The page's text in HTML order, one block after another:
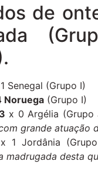
de
Senegal (Grupo I)
Noruega (Grupo I)
x 0 Argélia
grande atuação
x 1 Jordânia
madrugada desta